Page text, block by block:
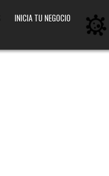
INICIA TU NEGOCIO